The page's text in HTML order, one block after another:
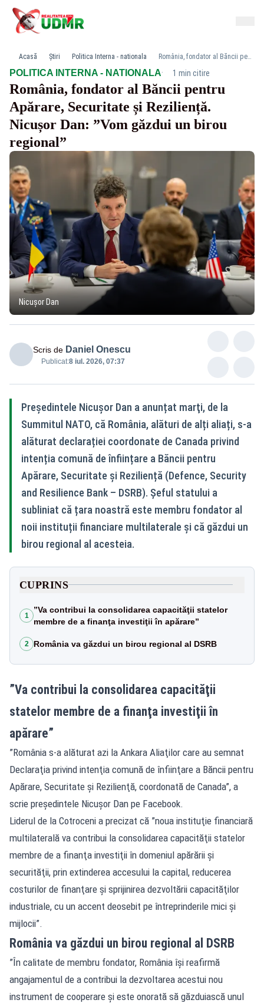
Acasă Știri Politica Interna - nationala România, fondator al Băncii pentru Apărare, Securitate și Reziliență. Nicușor Dan: ”Vom găzdui un birou regional”
POLITICA INTERNA - NATIONALA· 1 min citire
România, fondator al Băncii pentru
Apărare, Securitate și Reziliență.
Nicușor Dan: ”Vom găzdui un birou
regional”
Nicușor Dan
Scris de Daniel Onescu
Publicat:8 iul. 2026, 07:37
Preşedintele Nicuşor Dan a anunțat marţi, de la
Summitul NATO, că România, alături de alți aliați, s-a
alăturat declarației coordonate de Canada privind
intenția comună de înființare a Băncii pentru
Apărare, Securitate și Reziliență (Defence, Security
and Resilience Bank – DSRB). Șeful statului a
subliniat că țara noastră este membru fondator al
noii instituții financiare multilaterale și că găzdui un
birou regional al acesteia.
CUPRINS
1
”Va contribui la consolidarea capacităţii statelor
membre de a finanţa investiţii în apărare”
2 România va găzdui un birou regional al DSRB
”Va contribui la consolidarea capacităţii
statelor membre de a finanţa investiţii în
apărare”
”România s-a alăturat azi la Ankara Aliaţilor care au semnat
Declaraţia privind intenţia comună de înfiinţare a Băncii pentru
Apărare, Securitate şi Rezilienţă, coordonată de Canada”, a
scrie preşedintele Nicuşor Dan pe Facebook.
Liderul de la Cotroceni a precizat că ”noua instituţie financiară
multilaterală va contribui la consolidarea capacităţii statelor
membre de a finanţa investiţii în domeniul apărării şi
securităţii, prin extinderea accesului la capital, reducerea
costurilor de finanţare şi sprijinirea dezvoltării capacităţilor
industriale, cu un accent deosebit pe întreprinderile mici şi
mijlocii”.
România va găzdui un birou regional al DSRB
”În calitate de membru fondator, România îşi reafirmă
angajamentul de a contribui la dezvoltarea acestui nou
instrument de cooperare şi este onorată să găzduiască unul